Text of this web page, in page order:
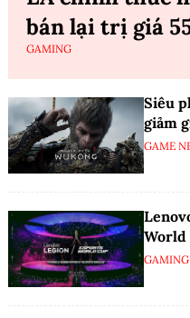
bán lại trị giá
GAMING
Siêu
giảm
GAME
World
GAMING